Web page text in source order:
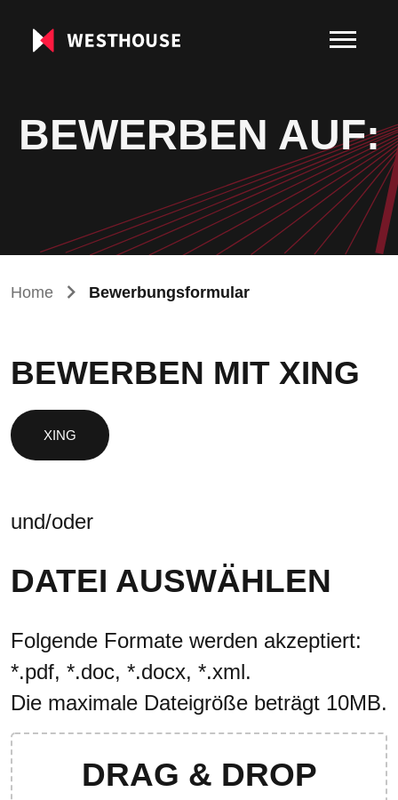
BEWERBEN AUF:
Home Bewerbungsformular
BEWERBEN MIT XING
und/oder
DATEI AUSWÄHLEN
Folgende Formate werden akzeptiert:
*.pdf, *.doc, *.docx, *.xml.
Die maximale Dateigröße beträgt 10MB.
DRAG & DROP